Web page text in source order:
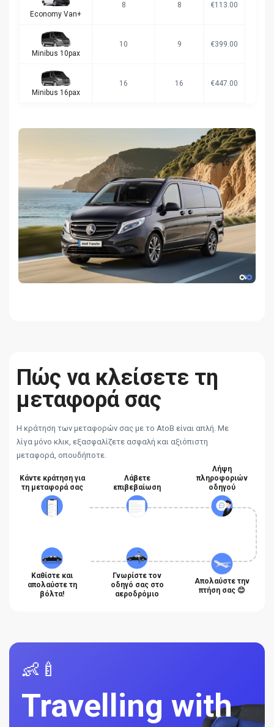
Economy Van+
8 8 €113.00
Minibus 10pax
10 9 €399.00
Minibus 16pax
16 16 €447.00
Πώς να κλείσετε τη
μεταφορά σας
Η κράτηση των μεταφορών σας με το AtoB είναι απλή. Με
λίγα μόνο κλικ, εξασφαλίζετε ασφαλή και αξιόπιστη
μεταφορά, οπουδήποτε.
Κάντε κράτηση για
τη μεταφορά σας
Λάβετε
επιβεβαίωση
Λήψη
πληροφοριών
οδηγού
Καθίστε και
απολαύστε τη
βόλτα!
Γνωρίστε τον
οδηγό σας στο
αεροδρόμιο
Απολαύστε την
πτήση σας 😊
👶🍼
Travelling with